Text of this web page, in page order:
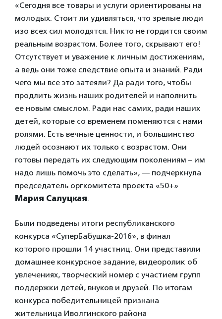
«Сегодня все товары и услуги ориентированы на
молодых. Стоит ли удивляться, что зрелые люди
изо всех сил молодятся. Никто не гордится своим
реальным возрастом. Более того, скрывают его!
Отсутствует и уважение к личным достижениям,
а ведь они тоже следствие опыта и знаний. Ради
чего мы все это затеяли? Да ради того, чтобы
продлить жизнь наших родителей и наполнить
ее новым смыслом. Ради нас самих, ради наших
детей, которые со временем поменяются с нами
ролями. Есть вечные ценности, и большинство
людей осознают их только с возрастом. Они
готовы передать их следующим поколениям – им
надо лишь помочь это сделать», — подчеркнула
председатель оргкомитета проекта «50+»
Мария Салуцкая.
Были подведены итоги республиканского
конкурса «СуперБабушка-2016», в финал
которого прошли 14 участниц. Они представили
домашнее конкурсное задание, видеоролик об
увлечениях, творческий номер с участием групп
поддержки детей, внуков и друзей. По итогам
конкурса победительницей признана
жительница Иволгинского района